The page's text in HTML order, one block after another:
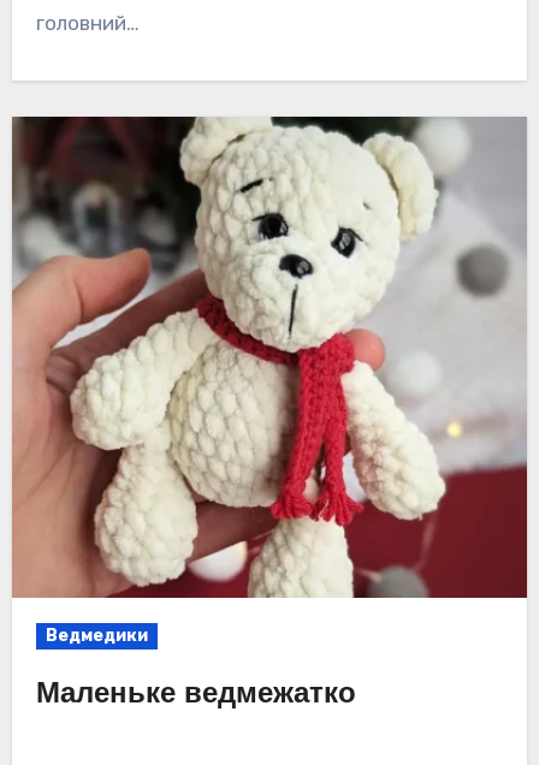
головний…
Ведмедики
Маленьке ведмежатко